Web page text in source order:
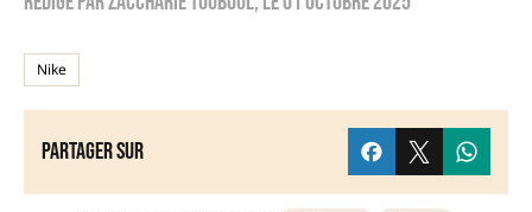
Nike
Partager sur